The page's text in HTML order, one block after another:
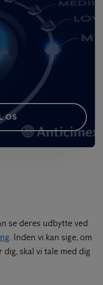
OS
se deres udbytte ved
. Inden vi kan sige, om
skal vi tale med dig